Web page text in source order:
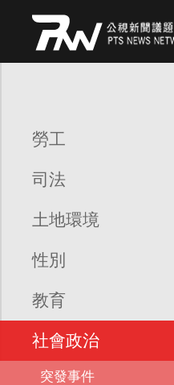
勞工
司法
土地環境
性別
教育
社會政治
突發事件